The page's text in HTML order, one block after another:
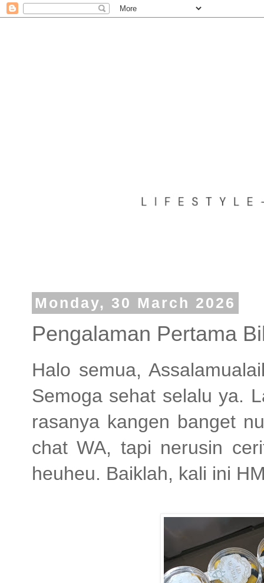
Monday, 30 March 2026
Pengalaman Pertama
Halo semua,
Semoga sehat selalu ya.
rasanya kangen banget
chat WA, tapi nerusin
heuheu. Baiklah, kali ini